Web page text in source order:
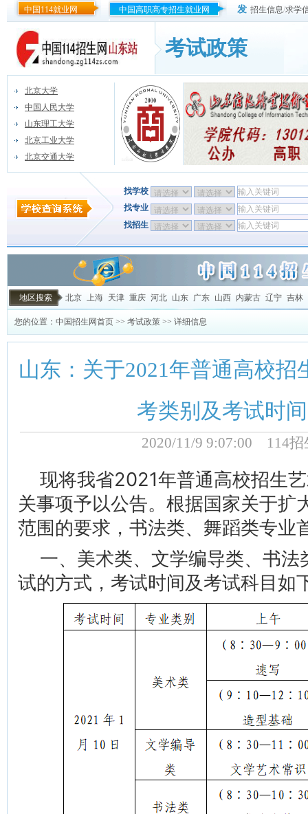
中国114就业网 中国高职高专招生就业网 发 招生信息/求学
考试政策
北京大学
中国人民大学
山东理工大学
北京工业大学
北京交通大学
找学校
找专业
找招生
地区搜索 北京 上海 天津 重庆 河北 山东 广东 山西 内蒙古 辽宁 吉林
您的位置： 中国招生网首页 >> 考试政策 >> 详细信息
山东：关于2021年普通高校招
考类别及考试时
2020/11/9 9:07:00 114招
现将我省2021年普通高校招生
关事项予以公告。根据国家关于扩
范围的要求，书法类、舞蹈类专业
一、美术类、文学编导类、书
试的方式，考试时间及考试科目如